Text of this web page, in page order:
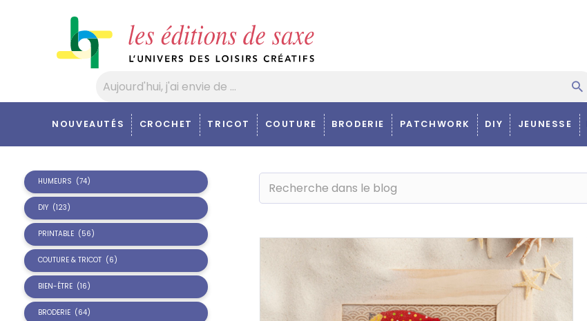
NOUVEAUTÉS CROCHET TRICOT COUTURE BRODERIE PATCHWORK DIY JEUNESSE
HUMEURS (74)
DIY (123)
PRINTABLE (56)
COUTURE & TRICOT (6)
BIEN-ÊTRE (16)
BRODERIE (64)